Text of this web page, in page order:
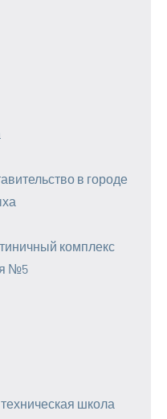
в городе
комплекс
№5
школа